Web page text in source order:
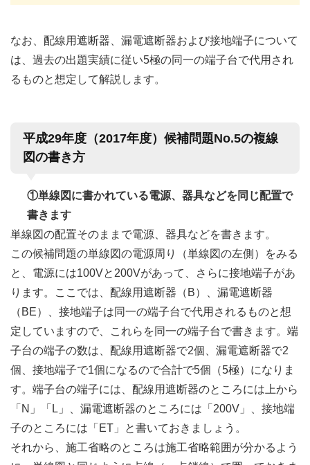
なお、配線用遮断器、漏電遮断器および接地端子について
は、過去の出題実績に従い5極の同一の端子台で代用され
るものと想定して解説します。
平成29年度（2017年度）候補問題No.5の複線
図の書き方
①単線図に書かれている電源、器具などを同じ配置で
書きます
単線図の配置そのままで電源、器具などを書きます。
この候補問題の単線図の電源周り（単線図の左側）をみる
と、電源には100Vと200Vがあって、さらに接地端子があ
ります。ここでは、配線用遮断器（B）、漏電遮断器
（BE）、接地端子は同一の端子台で代用されるものと想
定していますので、これらを同一の端子台で書きます。端
子台の端子の数は、配線用遮断器で2個、漏電遮断器で2
個、接地端子で1個になるので合計で5個（5極）になりま
す。端子台の端子には、配線用遮断器のところには上から
「N」「L」、漏電遮断器のところには「200V」、接地端
子のところには「ET」と書いておきましょう。
それから、施工省略のところは施工省略範囲が分かるよう